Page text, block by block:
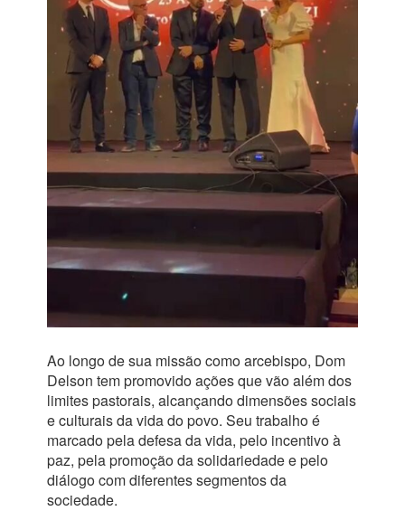
Ao longo de sua missão como arcebispo, Dom
Delson tem promovido ações que vão além dos
limites pastorais, alcançando dimensões sociais
e culturais da vida do povo. Seu trabalho é
marcado pela defesa da vida, pelo incentivo à
paz, pela promoção da solidariedade e pelo
diálogo com diferentes segmentos da
sociedade.